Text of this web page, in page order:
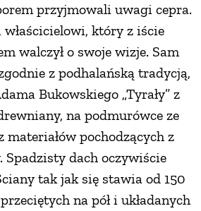
przyjmowali uwagi cepra.
który z iście
walczył o swoje wizje. Sam
z podhalańską tradycją,
Bukowskiego „Tyrały” z
na podmurówce ze
materiałów pochodzących z
Spadzisty dach oczywiście
tak jak się stawia od 150
na pół i układanych